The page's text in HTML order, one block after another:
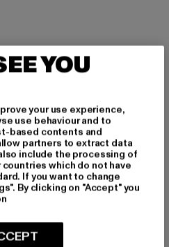
100% Baumwolle
14664
GmbH |
| 40880 Rattingen | DE
YOU
your use experience,
use behaviour and to
based contents and
partners to extract data
include the processing of
which do not have
If you want to change
By clicking on "Accept" you